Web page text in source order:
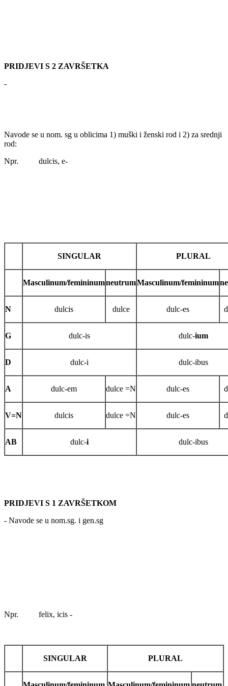
PRIDJEVI S 2 ZAVRŠETKA
-
Navode se u nom. sg u oblicima 1) muški i ženski rod i 2) za srednji
rod:
Npr. dulcis, e-
SINGULAR PLURAL
Masculinum/femininumneutrumMasculinum/femininum
N dulcis dulce dulc-es
G dulc-is dulc-ium
D dulc-i dulc-ibus
A dulc-em dulce =N dulc-es
V=N dulcis dulce =N dulc-es
AB dulc-i dulc-ibus
PRIDJEVI S 1 ZAVRŠETKOM
- Navode se u nom.sg. i gen.sg
Npr. felix, icis -
SINGULAR PLURAL